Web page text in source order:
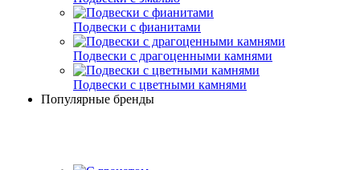
Подвески с фианитами
Подвески с драгоценными камнями
Подвески с цветными камнями
Популярные бренды